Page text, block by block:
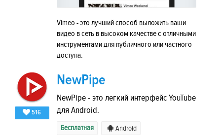
Vimeo - это лучший способ выложить ваши
видео в сеть в высоком качестве с отличными
инструментами для публичного или частного
доступа.
516
NewPipe
NewPipe - это легкий интерфейс YouTube
для Android.
Бесплатная Android